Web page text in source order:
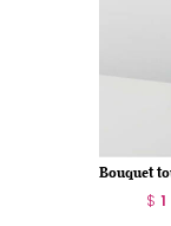
Bouquet
$